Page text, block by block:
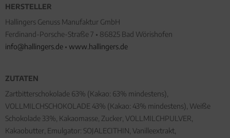
HERSTELLER
Hallingers Genuss Manufaktur GmbH
Ferdinand-Porsche-Straße 7 • 86825 Bad Wörishofen
info@hallingers.de • www.hallingers.de
ZUTATEN
Zartbitterschokolade 63% (Kakao: 63% mindestens),
VOLLMILCHSCHOKOLADE 43% (Kakao: 43% mindestens), Weiße
Schokolade 33%, Kakaomasse, Zucker, VOLLMILCHPULVER,
Kakaobutter, Emulgator: SOJALECITHIN, Vanilleextrakt,